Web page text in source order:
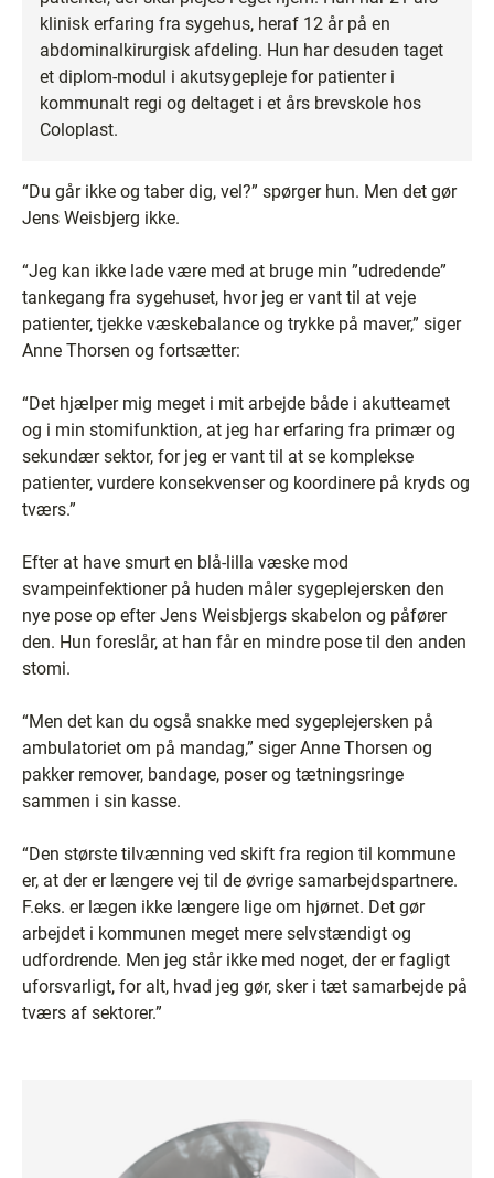
klinisk erfaring fra sygehus, heraf 12 år på en
abdominalkirurgisk afdeling. Hun har desuden taget
et diplom-modul i akutsygepleje for patienter i
kommunalt regi og deltaget i et års brevskole hos
Coloplast.
“Du går ikke og taber dig, vel?” spørger hun. Men det gør
Jens Weisbjerg ikke.
“Jeg kan ikke lade være med at bruge min ”udredende”
tankegang fra sygehuset, hvor jeg er vant til at veje
patienter, tjekke væskebalance og trykke på maver,” siger
Anne Thorsen og fortsætter:
“Det hjælper mig meget i mit arbejde både i akutteamet
og i min stomifunktion, at jeg har erfaring fra primær og
sekundær sektor, for jeg er vant til at se komplekse
patienter, vurdere konsekvenser og koordinere på kryds og
tværs.”
Efter at have smurt en blå-lilla væske mod
svampeinfektioner på huden måler sygeplejersken den
nye pose op efter Jens Weisbjergs skabelon og påfører
den. Hun foreslår, at han får en mindre pose til den anden
stomi.
“Men det kan du også snakke med sygeplejersken på
ambulatoriet om på mandag,” siger Anne Thorsen og
pakker remover, bandage, poser og tætningsringe
sammen i sin kasse.
“Den største tilvænning ved skift fra region til kommune
er, at der er længere vej til de øvrige samarbejdspartnere.
F.eks. er lægen ikke længere lige om hjørnet. Det gør
arbejdet i kommunen meget mere selvstændigt og
udfordrende. Men jeg står ikke med noget, der er fagligt
uforsvarligt, for alt, hvad jeg gør, sker i tæt samarbejde på
tværs af sektorer.”